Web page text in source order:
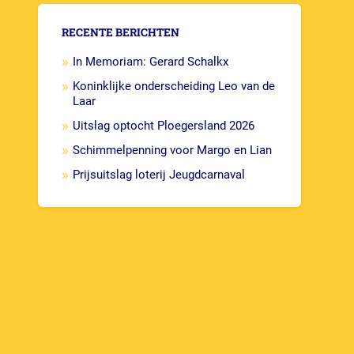
RECENTE BERICHTEN
In Memoriam: Gerard Schalkx
Koninklijke onderscheiding Leo van de
Laar
Uitslag optocht Ploegersland 2026
Schimmelpenning voor Margo en Lian
Prijsuitslag loterij Jeugdcarnaval